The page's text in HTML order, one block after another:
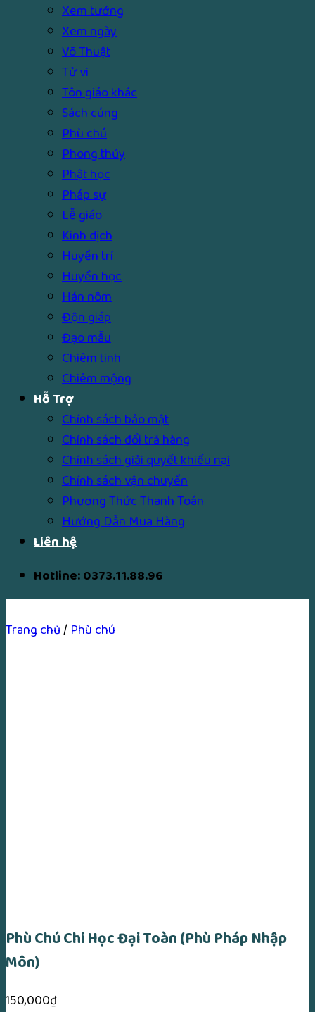
Xem tướng
Xem ngày
Võ Thuật
Tử vi
Tôn giáo khác
Sách cúng
Phù chú
Phong thủy
Phật học
Pháp sự
Lễ giáo
Kinh dịch
Huyền trí
Huyền học
Hán nôm
Độn giáp
Đạo mẫu
Chiêm tinh
Chiêm mộng
Hỗ Trợ
Chính sách bảo mật
Chính sách đổi trả hàng
Chính sách giải quyết khiếu nại
Chính sách vận chuyển
Phương Thức Thanh Toán
Hướng Dẫn Mua Hàng
Liên hệ
Hotline: 0373.11.88.96
Trang chủ/Phù chú
Phù Chú Chi Học Đại Toàn (Phù Pháp Nhập
Môn)
150,000₫